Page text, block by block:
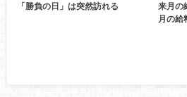
「勝負の日」は突然訪れる
来月の
月の給